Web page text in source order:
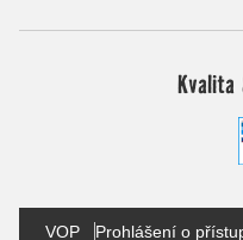
Kvalita
VOP Prohlášení o